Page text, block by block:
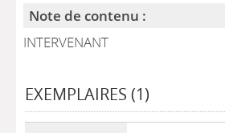
Note de contenu :
INTERVENANT
EXEMPLAIRES (1)